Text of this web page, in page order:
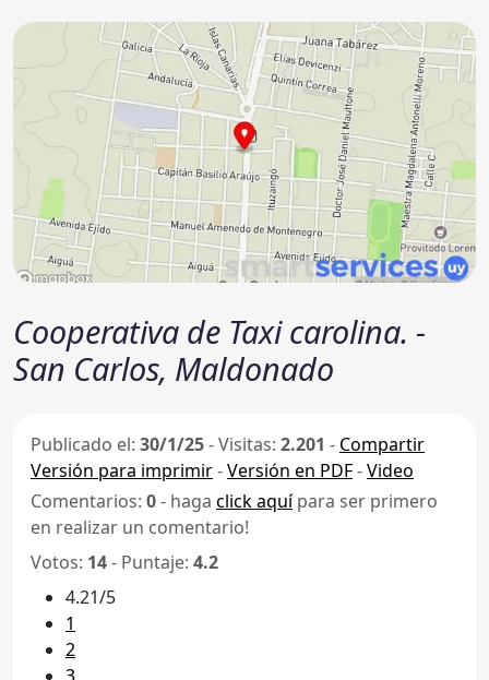
Cooperativa de Taxi carolina. -
San Carlos, Maldonado
Publicado el: 30/1/25-Visitas: 2.201 - Compartir
Versión para imprimir-Versión en PDF-Video
Comentarios: 0- haga click aquípara ser primero
en realizar un comentario!
Votos: 14- Puntaje: 4.2
4.21/5
1
2
3